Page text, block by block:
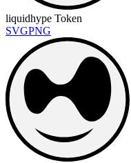
liquidhype Token
SVGPNG